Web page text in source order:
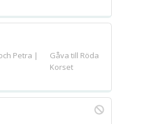
Petra |
Gåva till Röda
Korset